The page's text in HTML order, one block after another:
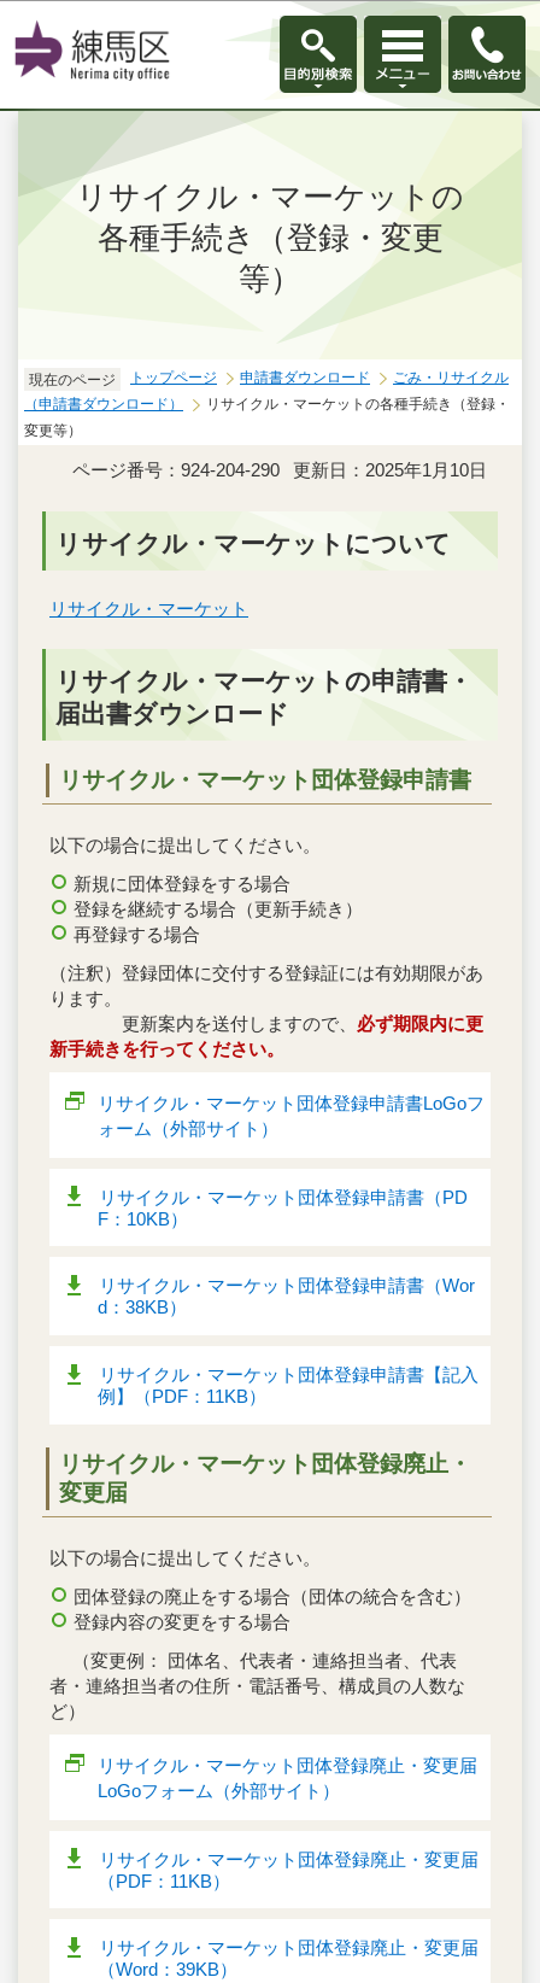
このページの本文へ移動
リサイクル・マーケットの
各種手続き（登録・変更
等）
現在のページ トップページ 申請書ダウンロード
ごみ・リサイクル
（申請書ダウンロード）
リサイクル・マーケットの各種手続き（登録・
変更等）
ページ番号：924-204-290 更新日：2025年1月10日
リサイクル・マーケットについて
リサイクル・マーケット
リサイクル・マーケットの申請書・
届出書ダウンロード
リサイクル・マーケット団体登録申請書
以下の場合に提出してください。
新規に団体登録をする場合
登録を継続する場合（更新手続き）
再登録する場合
（注釈）登録団体に交付する登録証には有効期限があ
ります。
更新案内を送付しますので、 必ず期限内に更
新手続きを行ってください。
リサイクル・マーケット団体登録申請書LoGoフ
ォーム（外部サイト）
リサイクル・マーケット団体登録申請書（PD
F：10KB）
リサイクル・マーケット団体登録申請書（Wor
d：38KB）
リサイクル・マーケット団体登録申請書【記入
例】（PDF：11KB）
リサイクル・マーケット団体登録廃止・
変更届
以下の場合に提出してください。
団体登録の廃止をする場合（団体の統合を含む）
登録内容の変更をする場合
（変更例： 団体名、代表者・連絡担当者、代表
者・連絡担当者の住所・電話番号、構成員の人数な
ど）
リサイクル・マーケット団体登録廃止・変更届
LoGoフォーム（外部サイト）
リサイクル・マーケット団体登録廃止・変更届
（PDF：11KB）
リサイクル・マーケット団体登録廃止・変更届
（Word：39KB）